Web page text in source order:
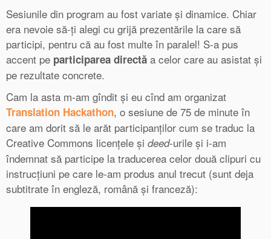
Sesiunile din program au fost variate și dinamice. Chiar
era nevoie să-ți alegi cu grijă prezentările la care să
participi, pentru că au fost multe în paralel! S-a pus
accent pe participarea directă a celor care au asistat și
pe rezultate concrete.
Cam la asta m-am gîndit și eu cînd am organizat
Translation Hackathon, o sesiune de 75 de minute în
care am dorit să le arăt participanților cum se traduc la
Creative Commons licențele și deed-urile și i-am
îndemnat să participe la traducerea celor două clipuri cu
instrucțiuni pe care le-am produs anul trecut (sunt deja
subtitrate în engleză, română și franceză):